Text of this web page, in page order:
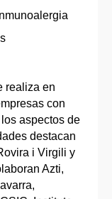
realiza en
con
aspectos de
destacan
i Virgili y
Azti,